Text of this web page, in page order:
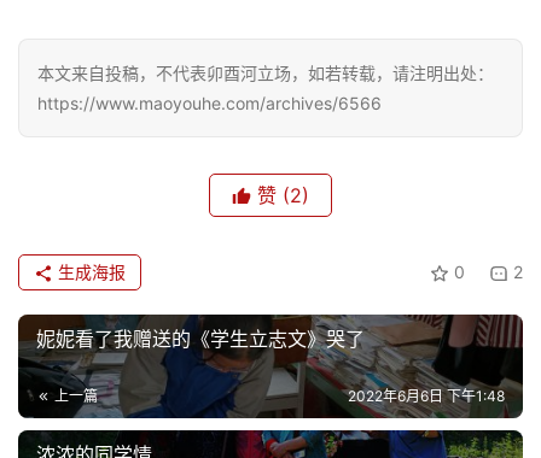
本文来自投稿，不代表卯酉河立场，如若转载，请注明出处：
https://www.maoyouhe.com/archives/6566
赞 (2)
0 2
生成海报
妮妮看了我赠送的《学生立志文》哭了
上一篇 2022年6月6日 下午1:48